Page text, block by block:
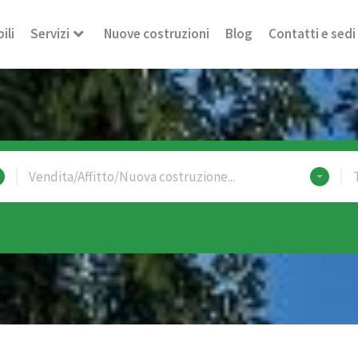
Servizi Nuove costruzioni Blog Contatti e sedi
Vendita/Affitto/Nuova costruzione...